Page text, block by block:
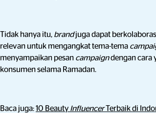
Tidak hanya itu, brandjuga dapat
relevan untuk mengangkat tema-tema
menyampaikan pesan campaigndengan cara
konsumen selama Ramadan.
Baca juga:10 Beauty InfluencerTerbaik di